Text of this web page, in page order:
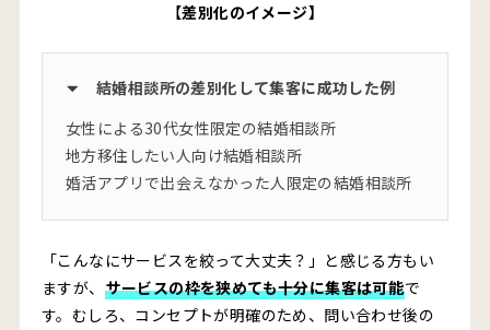
【差別化のイメージ】
結婚相談所の差別化して集客に成功した例
女性による30代女性限定の結婚相談所
地方移住したい人向け結婚相談所
婚活アプリで出会えなかった人限定の結婚相談所
「こんなにサービスを絞って大丈夫？」と感じる方もい
ますが、 サービスの枠を狭めても十分に集客は可能で
す。むしろ、コンセプトが明確のため、問い合わせ後の